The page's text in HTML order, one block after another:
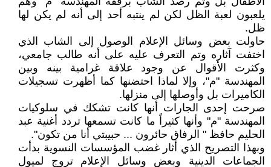
يلعبون لعبة الظل لكن لم ينتبه أحد إلى أنه لم يكن لها
ظل.
حاولت بعض وسائل الإعلام الوصول إلى الشاب الذي
اختفت آثاره وتم التعرف عليه على أنه طالب جامعي،
وكثرت الأقوال عن وجود علاقة غرامية بينه وبين
المهندسة "م"، وإلا لماذا احتضنها كما أظهرت تسجيلات
الكاميرات بل وأوصلها إلى منزلها.
صرحت إحدى الجارات أنها كانت تشكك في سلوكيات
المهندسة "م" وأنها كثيراً ما كانت تسمعها تردد أغنية عبد
الحليم حافظ " الرفاق حائرون ... حبيبتي أنا من تكون".
وبهذا التصريح الذي أثار غضب المؤسسات النسوية بدأت
الجماعات الدينية وبعض وسائل الإعلام تروج لميول